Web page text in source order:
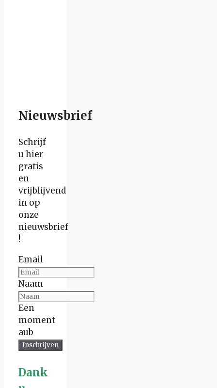
Nieuwsbrief
Schrijf
u hier
gratis
en
vrijblijvend
in op
onze
nieuwsbrief
!
Email
Naam
Een
moment
aub
Inschrijven
Dank